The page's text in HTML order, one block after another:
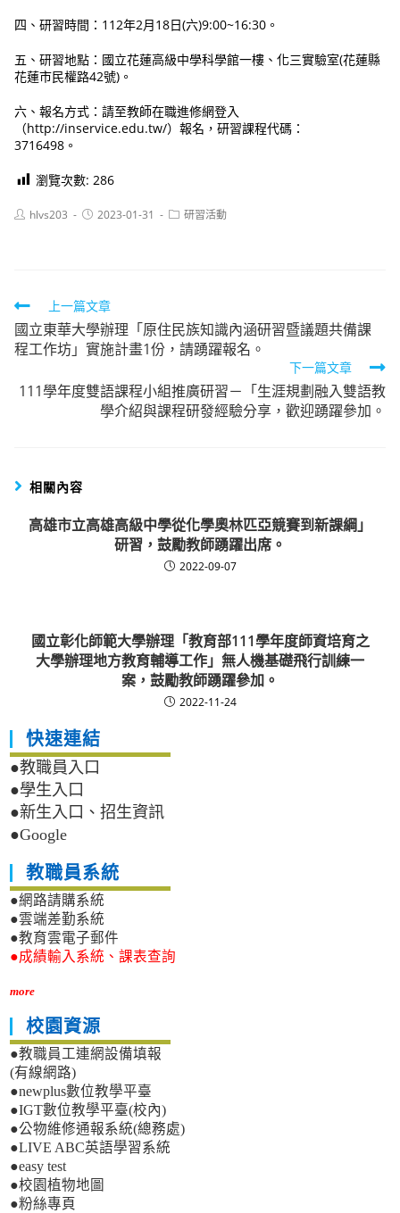
四、研習時間：112年2月18日(六)9:00~16:30。
五、研習地點：國立花蓮高級中學科學館一樓、化三實驗室(花蓮縣
花蓮市民權路42號)。
六、報名方式：請至教師在職進修網登入
（http://inservice.edu.tw/）報名，研習課程代碼：
3716498。
瀏覽次數: 286
Posthlvs203
Post2023-01-31
Post研習活動
Read
more
articles
上一篇文章
國立東華大學辦理「原住民族知識內涵研習暨議題共備課
程工作坊」實施計畫1份，請踴躍報名。
下一篇文章
111學年度雙語課程小組推廣研習－「生涯規劃融入雙語教
學介紹與課程研發經驗分享，歡迎踴躍參加。
相關內容
高雄市立高雄高級中學從化學奧林匹亞競賽到新課綱」
研習，鼓勵教師踴躍出席。
2022-09-07
國立彰化師範大學辦理「教育部111學年度師資培育之
大學辦理地方教育輔導工作」無人機基礎飛行訓練一
案，鼓勵教師踴躍參加。
2022-11-24
快速連結
●教職員入口
●學生入口
●新生入口、招生資訊
●Google
教職員系統
●網路請購系統
●雲端差勤系統
●教育雲電子郵件
●成績輸入系統、課表查詢
more
校園資源
●教職員工連網設備填報
(有線網路)
●newplus數位教學平臺
●IGT數位教學平臺(校內)
●公物維修通報系統(總務處)
●LIVE ABC英語學習系統
●easy test
●校園植物地圖
●粉絲專頁